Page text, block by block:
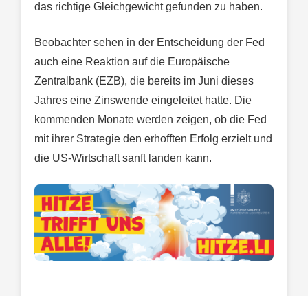
das richtige Gleichgewicht gefunden zu haben.
Beobachter sehen in der Entscheidung der Fed
auch eine Reaktion auf die Europäische
Zentralbank (EZB), die bereits im Juni dieses
Jahres eine Zinswende eingeleitet hatte. Die
kommenden Monate werden zeigen, ob die Fed
mit ihrer Strategie den erhofften Erfolg erzielt und
die US-Wirtschaft sanft landen kann.